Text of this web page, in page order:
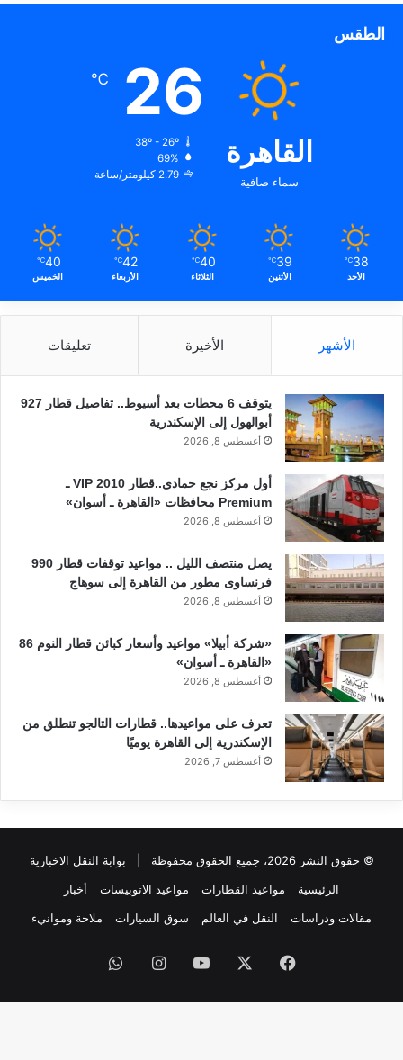
الطقس
القاهرة
سماء صافية
26
℃
38º - 26º
69%
2.79 كيلومتر/ساعة
38
℃
الأحد
39
℃
الأثنين
40
℃
الثلاثاء
42
℃
الأربعاء
40
℃
الخميس
الأشهر الأخيرة تعليقات
يتوقف 6 محطات بعد أسيوط.. تفاصيل قطار 927
أبوالهول إلى الإسكندرية
أغسطس 8, 2026
أول مركز نجع حمادى..قطار 2010 VIP ـ
Premium محافظات «القاهرة ـ أسوان»
أغسطس 8, 2026
يصل منتصف الليل .. مواعيد توقفات قطار 990
فرنساوى مطور من القاهرة إلى سوهاج
أغسطس 8, 2026
«شركة أبيلا» مواعيد وأسعار كبائن قطار النوم 86
«القاهرة ـ أسوان»
أغسطس 8, 2026
تعرف على مواعيدها.. قطارات التالجو تنطلق من
الإسكندرية إلى القاهرة يوميًا
أغسطس 7, 2026
© حقوق النشر 2026، جميع الحقوق محفوظة |
بوابة النقل الاخبارية
الرئيسية
مواعيد القطارات مواعيد الاتوبيسات
أخبار
مقالات ودراسات
النقل في العالم سوق السيارات ملاحة وموانيء
فيسبوك ‫YouTubeانستقرام